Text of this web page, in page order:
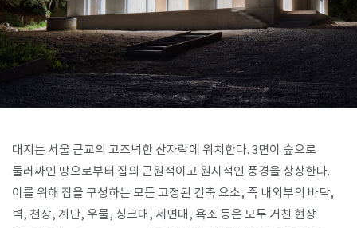
대지는 서울 근교의 고즈넉한 산자락에 위치한다. 3면이 숲으로
둘러싸인 땅으로부터 집의 근원적이고 원시적인 풍경을 상상한다.
이를 위해 집을 구성하는 모든 고정된 건축 요소, 즉 내외부의 바닥,
벽, 천장, 계단, 우물, 싱크대, 세면대, 욕조 등은 모두 거친 현장